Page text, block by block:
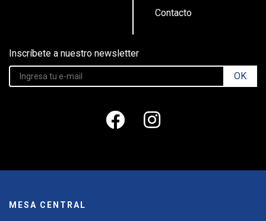
Contacto
Inscríbete a nuestro newsletter
OK
MESA CENTRAL